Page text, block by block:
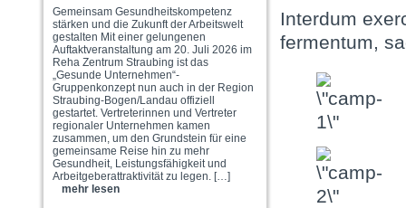
Gemeinsam Gesundheitskompetenz
stärken und die Zukunft der Arbeitswelt
gestalten Mit einer gelungenen
Auftaktveranstaltung am 20. Juli 2026 im
Reha Zentrum Straubing ist das
„Gesunde Unternehmen“-
Gruppenkonzept nun auch in der Region
Straubing-Bogen/Landau offiziell
gestartet. Vertreterinnen und Vertreter
regionaler Unternehmen kamen
zusammen, um den Grundstein für eine
gemeinsame Reise hin zu mehr
Gesundheit, Leistungsfähigkeit und
Arbeitgeberattraktivität zu legen. […]
mehr lesen
Interdum
fermentum,